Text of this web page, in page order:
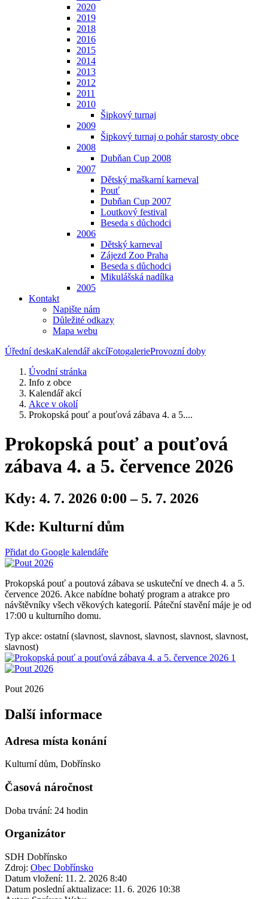
2020
2019
2018
2016
2015
2014
2013
2012
2011
2010
Šipkový turnaj
2009
Šipkový turnaj o pohár starosty obce
2008
Dubňan Cup 2008
2007
Dětský maškarní karneval
Pouť
Dubňan Cup 2007
Loutkový festival
Beseda s důchodci
2006
Dětský karneval
Zájezd Zoo Praha
Beseda s důchodci
Mikulášská nadílka
2005
Kontakt
Napište nám
Důležité odkazy
Mapa webu
Úřední deskaKalendář akcíFotogalerieProvozní doby
Úvodní stránka
Info z obce
Kalendář akcí
Akce v okolí
Prokopská pouť a pouťová zábava 4. a 5....
Prokopská pouť a pouťová
zábava 4. a 5. července 2026
Kdy: 4. 7. 2026 0:00 – 5. 7. 2026
Kde: Kulturní dům
Přidat do Google kalendáře
Prokopská pouť a poutová zábava se uskuteční ve dnech 4. a 5.
července 2026. Akce nabídne bohatý program a atrakce pro
návštěvníky všech věkových kategorií. Páteční stavění máje je od
17:00 u kulturního domu.
Typ akce: ostatní (slavnost, slavnost, slavnost, slavnost, slavnost,
slavnost)
Pout 2026
Další informace
Adresa místa konání
Kulturní dům, Dobřínsko
Časová náročnost
Doba trvání: 24 hodin
Organizátor
SDH Dobřínsko
Zdroj: Obec Dobřínsko
Datum vložení: 11. 2. 2026 8:40
Datum poslední aktualizace: 11. 6. 2026 10:38